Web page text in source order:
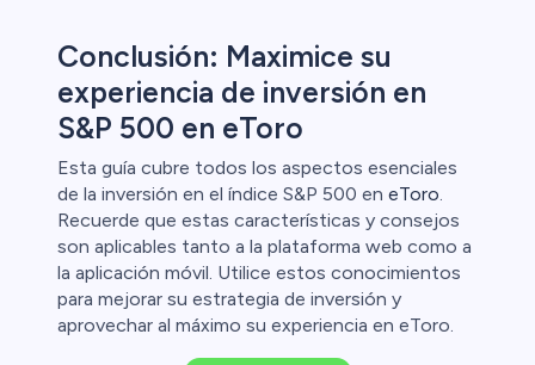
Conclusión: Maximice su
experiencia de inversión en
S&P 500 en eToro
Esta guía cubre todos los aspectos esenciales
de la inversión en el índice S&P 500 en eToro.
Recuerde que estas características y consejos
son aplicables tanto a la plataforma web como a
la aplicación móvil. Utilice estos conocimientos
para mejorar su estrategia de inversión y
aprovechar al máximo su experiencia en eToro.